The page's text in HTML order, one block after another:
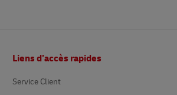
de
Liens d’accès rapides
Service Client